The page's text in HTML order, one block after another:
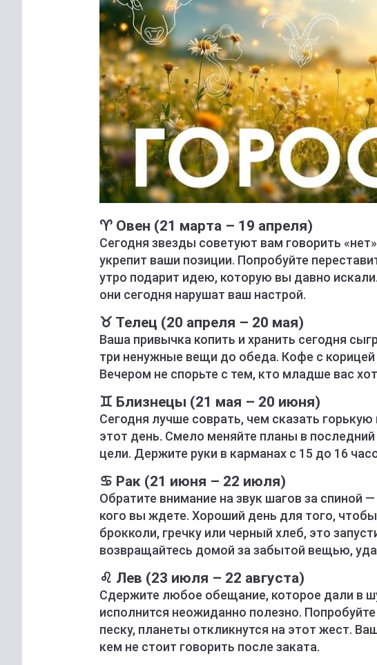
♈ Овен (21 марта – 19 апреля)
Сегодня звезды советуют вам говорить
укрепит ваши позиции. Попробуйте
утро подарит идею, которую вы давно
они сегодня нарушат ваш настрой.
♉ Телец (20 апреля – 20 мая)
Ваша привычка копить и хранить сегодня
три ненужные вещи до обеда. Кофе с корицей
Вечером не спорьте с тем, кто младше вас
♊ Близнецы (21 мая – 20 июня)
Сегодня лучше соврать, чем сказать
этот день. Смело меняйте планы в
цели. Держите руки в карманах с 15 до 16
♋ Рак (21 июня – 22 июля)
Обратите внимание на звук шагов за спиной
кого вы ждете. Хороший день для того,
брокколи, гречку или черный хлеб, это
возвращайтесь домой за забытой вещью,
♌ Лев (23 июля – 22 августа)
Сдержите любое обещание, которое дали в
исполнится неожиданно полезно.
песку, планеты откликнутся на этот жест.
кем не стоит говорить после заката.